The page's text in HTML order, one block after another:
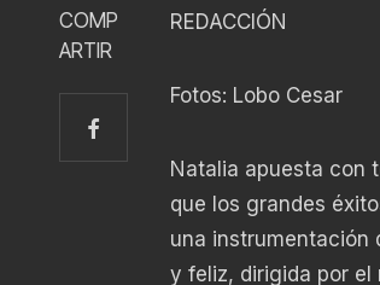
COMP
ARTIR
REDACCIÓN
Fotos: Lobo Cesar
Natalia apuesta con
que los grandes
una instrumentación
y feliz, dirigida por el